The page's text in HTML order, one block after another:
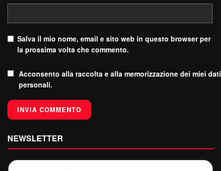
Salva il mio nome, email e sito web in questo browser per
la prossima volta che commento.
Acconsento alla raccolta e alla memorizzazione dei miei dati
personali.
NEWSLETTER